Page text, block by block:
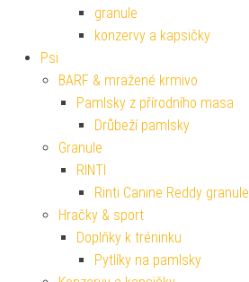
granule
konzervy a kapsičky
Psi
BARF & mražené krmivo
Pamlsky z přírodního masa
Drůbeží pamlsky
Granule
RINTI
Rinti Canine Reddy granule
Hračky & sport
Doplňky k tréninku
Pytlíky na pamlsky